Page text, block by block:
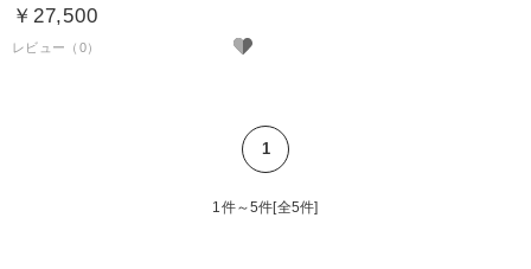
￥27,500
1
1件～5件[全5件]